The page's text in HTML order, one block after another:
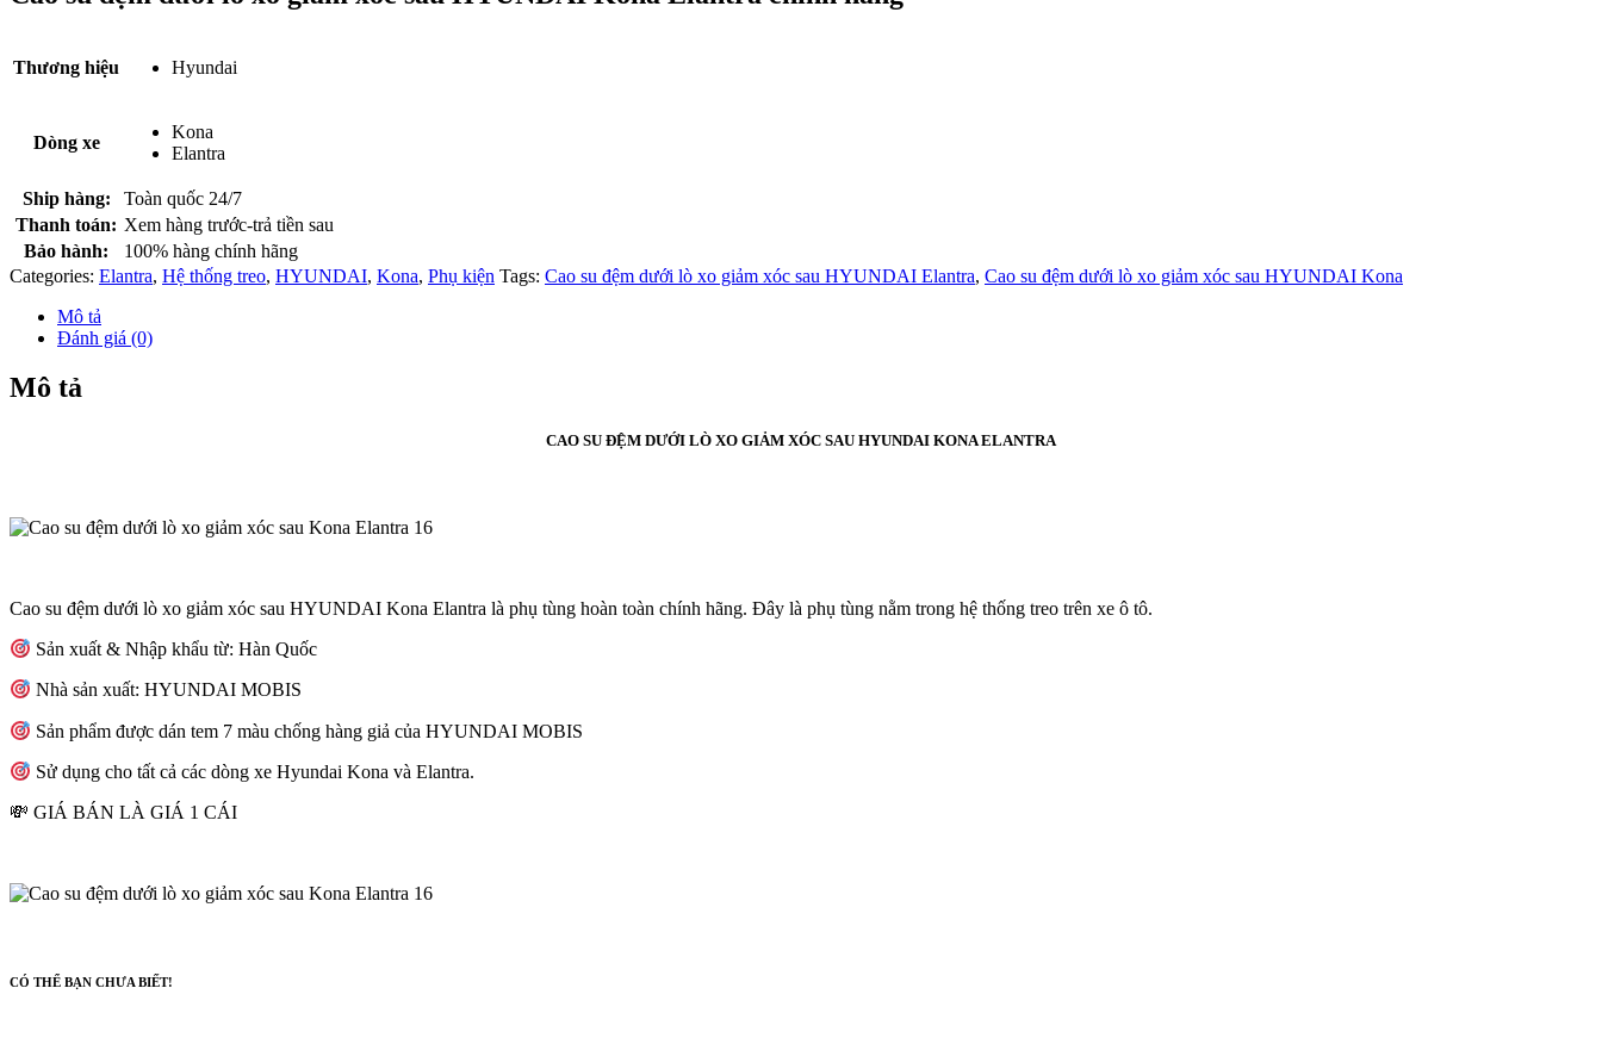
Thương hiệu Hyundai
Dòng xe
Kona
Elantra
Ship hàng:
Toàn quốc 24/7
Thanh toán: Xem hàng trước-trả tiền sau
Bảo hành:
100% hàng chính hãng
Categories: Elantra, Hệ thống treo, HYUNDAI, Kona, Phụ kiện Tags: Cao su đệm dưới lò xo giảm xóc sau HYUNDAI Elantra, Cao su đệm dưới lò xo giảm xóc sau HYUNDAI Kona
Mô tả
Đánh giá (0)
Mô tả
CAO SU ĐỆM DƯỚI LÒ XO GIẢM XÓC SAU HYUNDAI KONA ELANTRA
Cao su đệm dưới lò xo giảm xóc sau HYUNDAI Kona Elantra là phụ tùng hoàn toàn chính hãng. Đây là phụ tùng nằm trong hệ thống treo trên xe ô tô.
Sản xuất & Nhập khẩu từ: Hàn Quốc
Nhà sản xuất: HYUNDAI MOBIS
Sản phẩm được dán tem 7 màu chống hàng giả của HYUNDAI MOBIS
Sử dụng cho tất cả các dòng xe Hyundai Kona và Elantra.
💸 GIÁ BÁN LÀ GIÁ 1 CÁI
CÓ THỂ BẠN CHƯA BIẾT!